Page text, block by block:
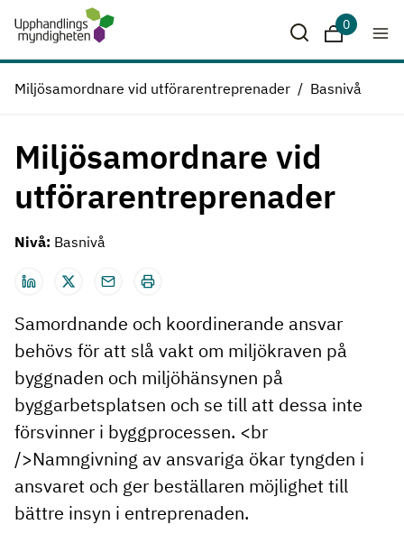
Hoppa till huvudinnehåll
Sparade
0
Miljösamordnare vid utförarentreprenader Basnivå
Miljösamordnare vid
utförarentreprenader
Nivå: Basnivå
Samordnande och koordinerande ansvar
behövs för att slå vakt om miljökraven på
byggnaden och miljöhänsynen på
byggarbetsplatsen och se till att dessa inte
försvinner i byggprocessen. <br
/>Namngivning av ansvariga ökar tyngden i
ansvaret och ger beställaren möjlighet till
bättre insyn i entreprenaden.